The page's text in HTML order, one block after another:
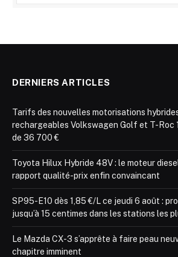
DERNIERS ARTICLES
Tarifs des nouvelles motorisations
rechargeables Volkswagen Golf et T-Roc
de 36 700 €
Toyota Hilux Hybride 48V : le moteur
rapport qualité-prix enfin convaincant
SP95-E10 dès 1,85 €/L ce jeudi 6 août :
jusqu’à 15 centimes dans les stations les
Le Mazda CX-3 s’apprête à faire peau
chapitre imminent